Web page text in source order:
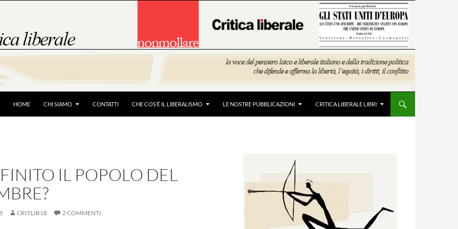
HOME CHI SIAMO CONTATTI CHE COS’È IL LIBERALISMO LE NOSTRE PUBBLICAZIONI CRITICA LIBERALE LIBRI
FINITO IL POPOLO DEL
CRITLIB18 2 COMMENTI